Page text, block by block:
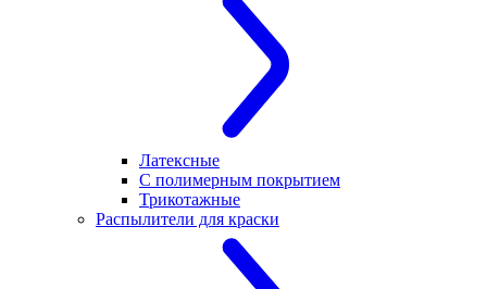
Латексные
С полимерным покрытием
Трикотажные
Распылители для краски